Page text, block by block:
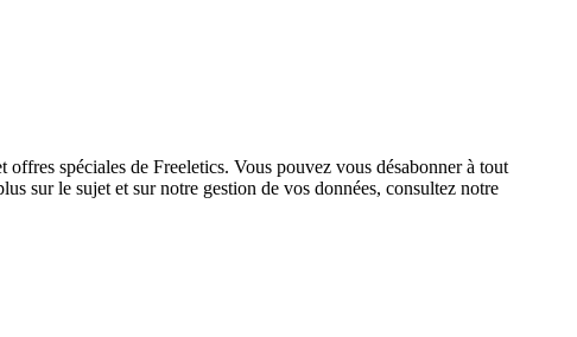
spéciales de Freeletics. Vous pouvez vous désabonner à tout
sur le sujet et sur notre gestion de vos données, consultez notre